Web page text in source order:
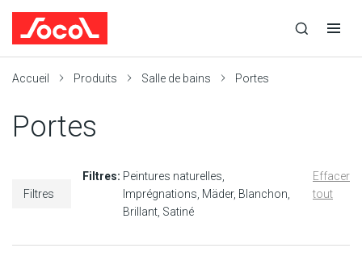
recherche
recherche
navigation
Accueil Produits Salle de bains Portes
Portes
Filtres
Filtres: Peintures naturelles
Imprégnations Mäder Blanchon
Brillant Satiné
Effacer
tout